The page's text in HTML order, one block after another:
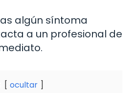
algún síntoma
a un profesional de
ocultar